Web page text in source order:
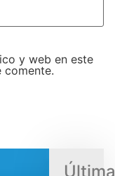
y web en este
comente.